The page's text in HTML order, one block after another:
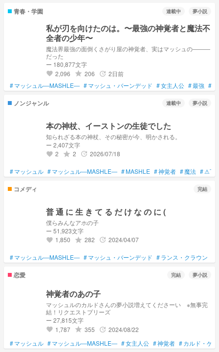
青春・学園
連載中 夢小説
私が刃を向けたのは。〜最強の神覚者と魔法不
全者の少年〜
魔法界最強の面倒くさがり屋の神覚者、実はマッシュの―――
だった
ー 180,877文字
favorite 2,096 grade 206 update 2日前
#マッシュル―MASHLE― #マッシュ・バーンデッド #女主人公 #最強 #
ノンジャンル 連載中 夢小説
本の神杖、イーストンの生徒でした
知られざる本の神杖、その秘密が今、明かされる。
ー 2,407文字
favorite 2 grade 2 update 2026/07/18
#マッシュル #マッシュル―MASHLE― #MASHLE #神覚者 #魔法 #⚠下
コメディ 完結
普 通 に 生 き て る だ け な の に (
僕らみんなアホの子
ー 51,923文字
favorite 1,850 grade 282 update 2024/04/07
#マッシュル―MASHLE― #マッシュ・バーンデッド #ランス・クラウン
恋愛 完結 夢小説
神覚者のあの子
マッシュルのカルドさんの夢小説増えてくださーい ※無事完
結！リクエストプリーズ
ー 27,815文字
favorite 1,787 grade 355 update 2024/08/22
#マッシュル #マッシュル―MASHLE― #女主人公 #神覚者 #カルド・ゲ